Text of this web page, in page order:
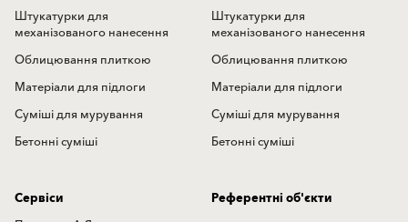
Штукатурки для
механізованого нанесення
Облицювання плиткою
Матеріали для підлоги
Суміші для мурування
Бетонні суміші
Штукатурки для
механізованого нанесення
Облицювання плиткою
Матеріали для підлоги
Суміші для мурування
Бетонні суміші
Сервіси
Референтні об'єкти